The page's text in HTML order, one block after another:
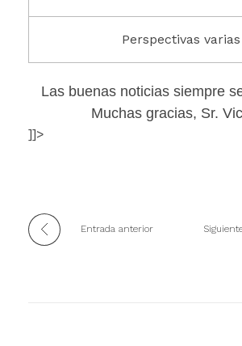
Perspectivas varias
Las buenas noticias siempre
Muchas gracias, Sr.
]]>
Entrada anterior